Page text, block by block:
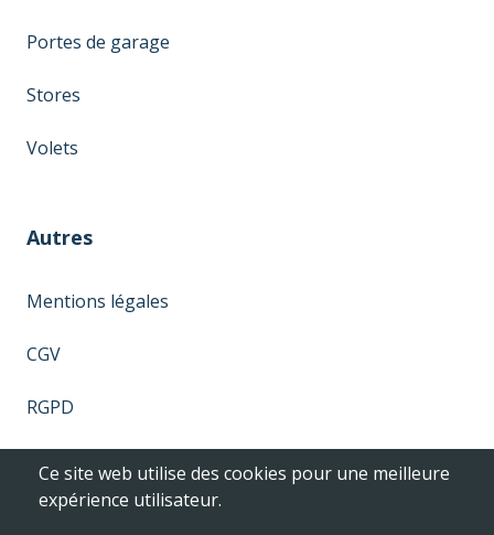
Portes de garage
Stores
Volets
Autres
Mentions légales
CGV
RGPD
Ce site web utilise des cookies pour une meilleure
expérience utilisateur.